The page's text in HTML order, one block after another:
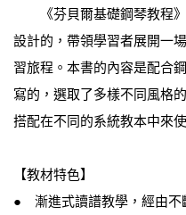
《芬貝爾基礎鋼琴教程》
設計的，帶領學習者展開一
習旅程。本書的內容是配合
寫的，選取了多樣不同風格
搭配在不同的系統教本中來使
【教材特色】
● 漸進式讀譜教學，經由不